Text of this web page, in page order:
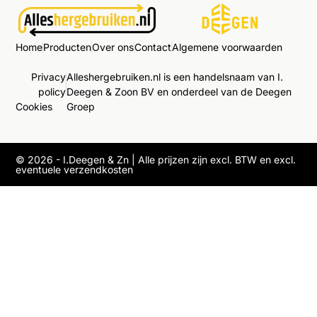
HomeProductenOver onsContactAlgemene voorwaarden
Privacy
policy
Cookies
Alleshergebruiken.nl is een handelsnaam van I.
Deegen & Zoon BV en onderdeel van de Deegen
Groep
© 2026 - I.Deegen & Zn | Alle prijzen zijn excl. BTW en excl.
eventuele verzendkosten